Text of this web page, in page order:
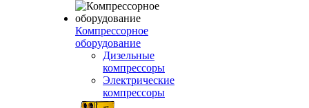
Компрессорное
оборудование
Дизельные
компрессоры
Электрические
компрессоры